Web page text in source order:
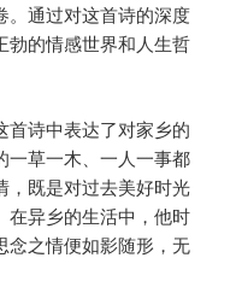
。通过对这首诗的深度
勃的情感世界和人生哲
首诗中表达了对家乡的
一草一木、一人一事都
，既是对过去美好时光
在异乡的生活中，他时
念之情便如影随形，无